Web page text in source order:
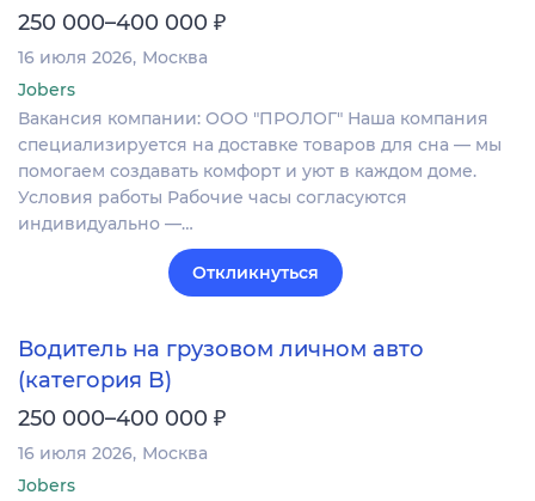
250 000–400 000 ₽
16 июля 2026 Москва
Jobers
Вакансия компании: ООО "ПРОЛОГ" Наша компания
специализируется на доставке товаров для сна — мы
помогаем создавать комфорт и уют в каждом доме.
Условия работы Рабочие часы согласуются
индивидуально —…
Откликнуться
Водитель на грузовом личном авто
(категория B)
250 000–400 000 ₽
16 июля 2026 Москва
Jobers